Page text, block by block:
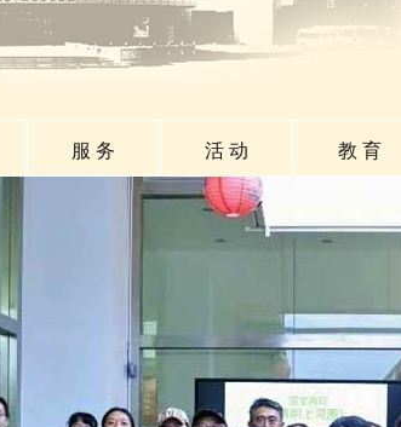
服 务 活 动 教 育